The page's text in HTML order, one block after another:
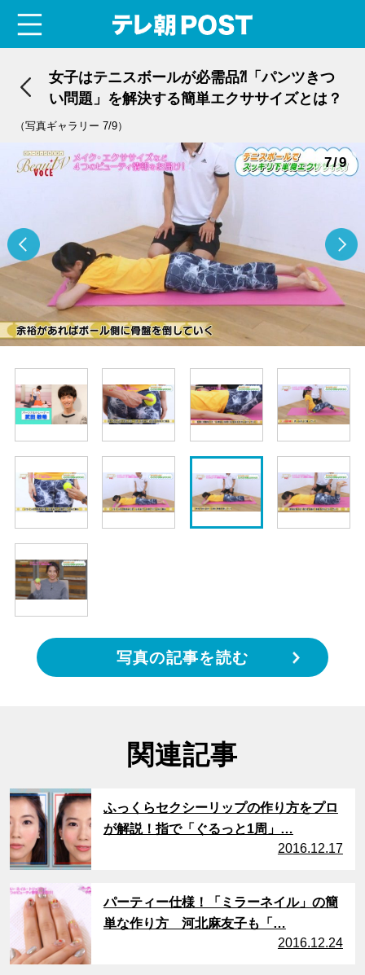
女子はテニスボールが必需品⁈「パンツきつ
い問題」を解決する簡単エクササイズとは？
（写真ギャラリー 7/9）
7/9
写真の記事を読む
関連記事
サムネイル
ふっくらセクシーリップの作り方をプロ
が解説！指で「ぐるっと1周」…
2016.12.17
サムネイル
パーティー仕様！「ミラーネイル」の簡
単な作り方 河北麻友子も「…
2016.12.24